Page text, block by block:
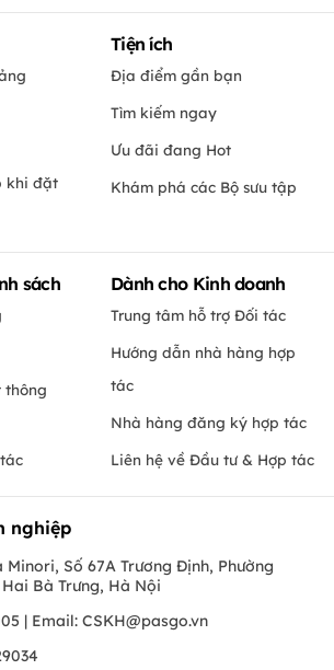
khi đặt
Tiện ích
Địa điểm gần bạn
Tìm kiếm ngay
Ưu đãi đang Hot
Khám phá các Bộ sưu tập
sách
thông
Dành cho Kinh doanh
Trung tâm hỗ trợ Đối tác
Hướng dẫn nhà hàng hợp
tác
Nhà hàng đăng ký hợp tác
Liên hệ về Đầu tư & Hợp tác
nghiệp
Minori, Số 67A Trương Định, Phường
Bà Trưng, Hà Nội
| Email: CSKH@pasgo.vn